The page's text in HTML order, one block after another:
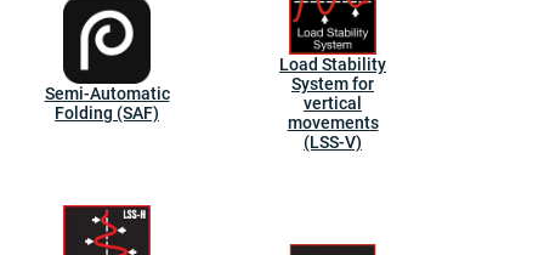
Semi-Automatic
Folding (SAF)
Load Stability
System for
vertical
movements
(LSS-V)